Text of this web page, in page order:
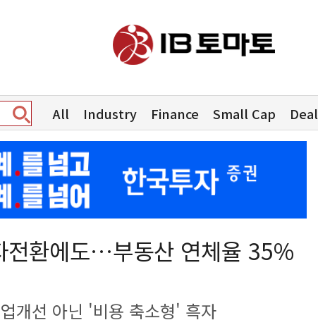
All Industry Finance Small Cap Deal
전환에도…부동산 연체율 35%
개선 아닌 '비용 축소형' 흑자